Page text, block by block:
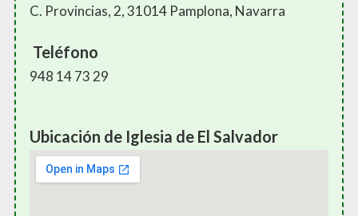
C. Provincias, 2, 31014 Pamplona, Navarra
Teléfono
948 14 73 29
Ubicación de Iglesia de El Salvador